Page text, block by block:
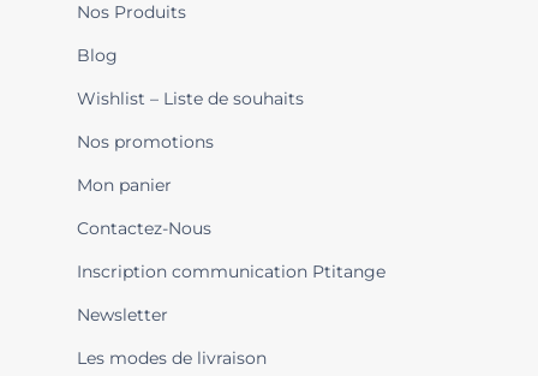
Nos Produits
Blog
Wishlist – Liste de souhaits
Nos promotions
Mon panier
Contactez-Nous
Inscription communication Ptitange
Newsletter
Les modes de livraison